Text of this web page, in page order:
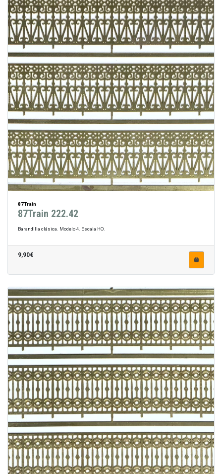
87Train
87Train 222.42
Barandilla clásica. Modelo 4. Escala HO.
9,90€